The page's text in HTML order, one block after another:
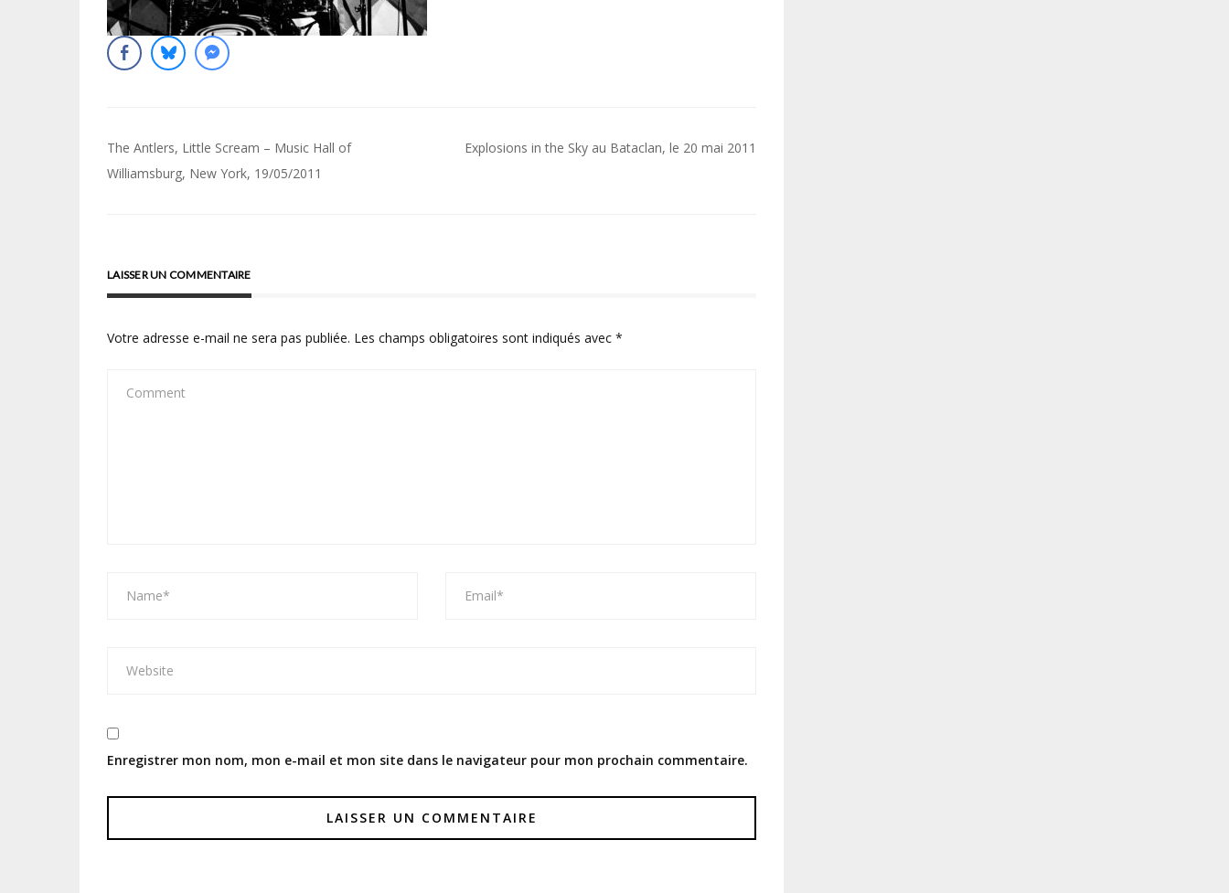
Navigation
de
The Antlers, Little Scream – Music Hall of
Williamsburg, New York, 19/05/2011
Explosions in the Sky au Bataclan, le 20 mai 2011
LAISSER UN COMMENTAIRE
Votre adresse e-mail ne sera pas publiée. Les champs obligatoires sont indiqués avec *
Enregistrer mon nom, mon e-mail et mon site dans le navigateur pour mon prochain commentaire.